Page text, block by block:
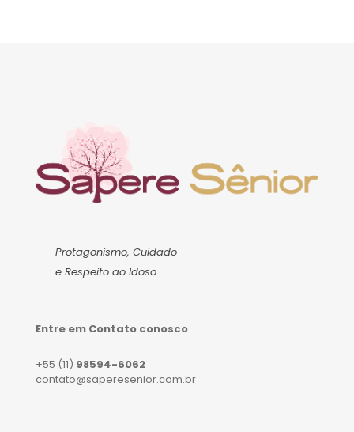
Protagonismo, Cuidado
e Respeito ao Idoso.
Entre em Contato conosco
+55 (11) 98594-6062
contato@saperesenior.com.br